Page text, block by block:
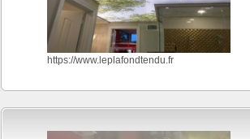
https://www.leplafondtendu.fr